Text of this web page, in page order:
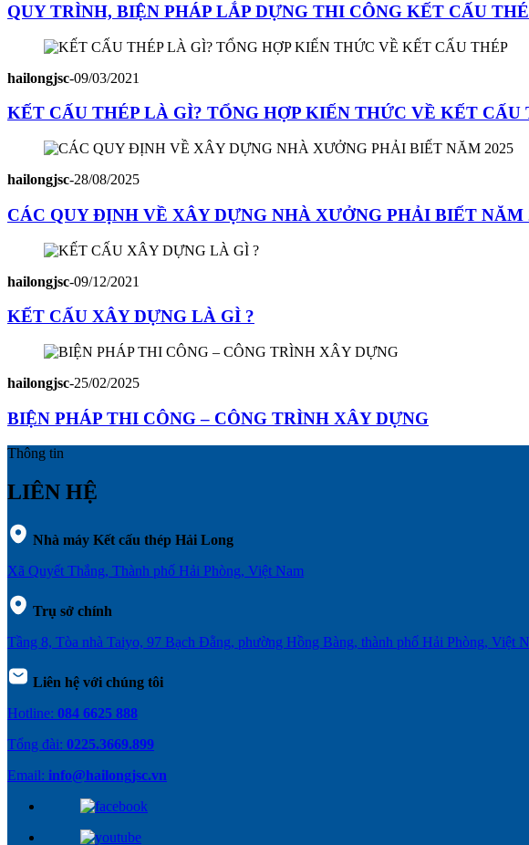
QUY TRÌNH, BIỆN PHÁP LẮP DỰNG THI CÔNG KẾT CẤU
hailongjsc-09/03/2021
KẾT CẤU THÉP LÀ GÌ? TỔNG HỢP KIẾN THỨC VỀ KẾT CẤU
hailongjsc-28/08/2025
CÁC QUY ĐỊNH VỀ XÂY DỰNG NHÀ XƯỞNG PHẢI BIẾT NĂM
hailongjsc-09/12/2021
KẾT CẤU XÂY DỰNG LÀ GÌ ?
hailongjsc-25/02/2025
BIỆN PHÁP THI CÔNG – CÔNG TRÌNH XÂY DỰNG
Thông tin
LIÊN HỆ
Nhà máy Kết cấu thép Hải Long
Xã Quyết Thắng, Thành phố Hải Phòng, Việt Nam
Trụ sở chính
Tầng 8, Tòa nhà Taiyo, 97 Bạch Đằng, phường Hồng Bàng, thành phố Hải Phòng, Việt
Liên hệ với chúng tôi
Hotline: 084 6625 888
Tổng đài: 0225.3669.899
Email: info@hailongjsc.vn